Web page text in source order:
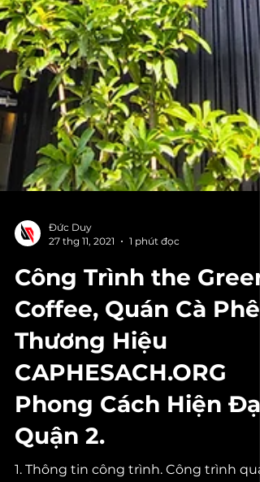
Đức Duy
27 thg 11, 2021
1 phút đọc
Công Trình the Green
Coffee, Quán Cà Phê
Thương Hiệu
CAPHESACH.ORG
Phong Cách Hiện Đại,